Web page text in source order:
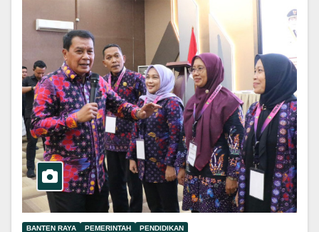
BANTEN RAYA PEMERINTAH PENDIDIKAN